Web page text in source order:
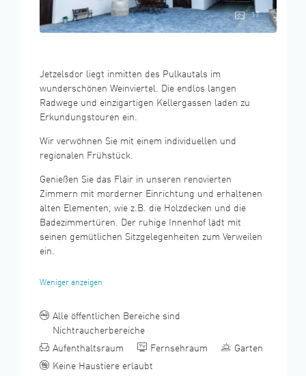
17
Jetzelsdor liegt inmitten des Pulkautals im
wunderschönen Weinviertel. Die endlos langen
Radwege und einzigartigen Kellergassen laden zu
Erkundungstouren ein.
Wir verwöhnen Sie mit einem individuellen und
regionalen Frühstück.
Genießen Sie das Flair in unseren renovierten
Zimmern mit morderner Einrichtung und erhaltenen
alten Elementen, wie z.B. die Holzdecken und die
Badezimmertüren. Der ruhige Innenhof lädt mit
seinen gemütlichen Sitzgelegenheiten zum Verweilen
ein.
Weniger anzeigen
Alle öffentlichen Bereiche sind
Nichtraucherbereiche
Aufenthaltsraum
Fernsehraum
Garten
Keine Haustiere erlaubt